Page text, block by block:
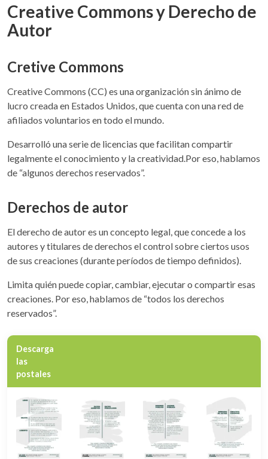
Creative Commons y Derecho de
Autor
Cretive Commons
Creative Commons (CC) es una organización sin ánimo de
lucro creada en Estados Unidos, que cuenta con una red de
afiliados voluntarios en todo el mundo.
Desarrolló una serie de licencias que facilitan compartir
legalmente el conocimiento y la creatividad.Por eso, hablamos
de “algunos derechos reservados”.
Derechos de autor
El derecho de autor es un concepto legal, que concede a los
autores y titulares de derechos el control sobre ciertos usos
de sus creaciones (durante períodos de tiempo definidos).
Limita quién puede copiar, cambiar, ejecutar o compartir esas
creaciones. Por eso, hablamos de “todos los derechos
reservados”.
Descarga
las
postales